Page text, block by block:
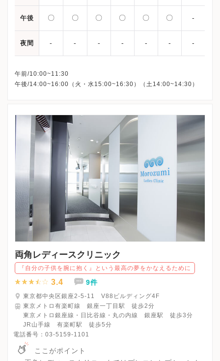
午後 〇 〇 〇 〇 〇 〇 -
夜間 - - - - - - -
午前/10:00~11:30
両角レディースクリニック
『自分の子供を腕に抱く』という最高の夢をかなえるために
3.4 9件
東京都中央区銀座2-5-11 V88ビルディング4F
東京メトロ有楽町線 銀座一丁目駅 徒歩2分
東京メトロ銀座線・日比谷線・丸の内線 銀座駅 徒歩3分
JR山手線 有楽町駅 徒歩5分
電話番号： 03-5159-1101
ここがポイント